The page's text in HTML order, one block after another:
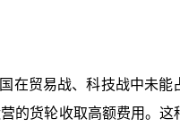
在贸易战、科技战中未能
的货轮收取高额费用。这